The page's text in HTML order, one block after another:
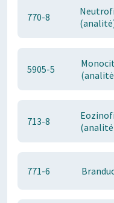
770-8
5905-5
713-8
771-6